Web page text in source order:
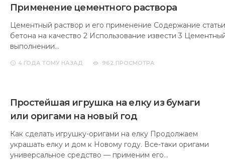
Применение цементного раствора
Цементный раствор и его применение Содержание
бетона на качество 2 Использование извести 3
выполнении…
4 ГОДА ТОМУ НАЗАД 962 ПРОСМОТРА
Простейшая игрушка на елку из бумаги
или оригами на новый год
Как сделать игрушку-оригами на елку Продолжаем
украшать елку и дом к Новому году. Все-таки оригами
универсальное средство — применим его…